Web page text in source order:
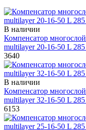
В наличии
Компенсатор
multilayer 20-16-50 L
3640
В наличии
Компенсатор
multilayer 32-16-50 L
6153